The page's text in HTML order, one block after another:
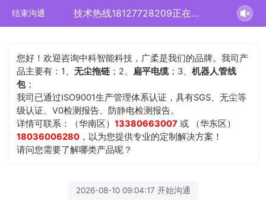
结束沟通 技术热线18127728209正在为您服务
您好！欢迎咨询中科智能科技，广柔是我们的品牌。我司产
品主要有：1、无尘拖链 ；2、 扁平电缆；3、机器人管线
包；
我司已通过ISO9001生产管理体系认证，具有SGS、无尘等
级认证、V0检测报告、防静电检测报告。
详情可联系：（华南区）13380663007 或 （华东区）
18036006280 ，以为您提供专业的定制解决方案！
请问您需要了解哪类产品呢？
2026-08-10 09:04:17 开始沟通